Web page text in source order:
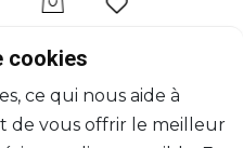
cookies
ce qui nous aide à
de vous offrir le meilleur